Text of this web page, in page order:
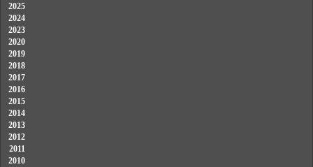
2025
2024
2023
2020
2019
2018
2017
2016
2015
2014
2013
2012
2011
2010